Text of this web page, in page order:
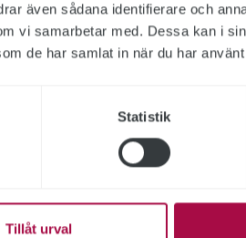
även sådana identifierare och
vi samarbetar med. Dessa kan i
de har samlat in när du har
Statistik
Tillåt urval
vars löner
ut att tjäna över
generaldirektör som